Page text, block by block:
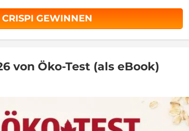
GEWINNEN
von Öko-Test (als eBook)